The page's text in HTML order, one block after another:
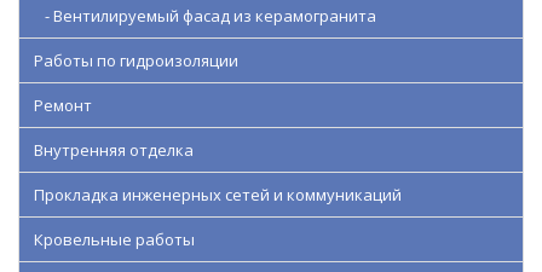
- Вентилируемый фасад из керамогранита
Работы по гидроизоляции
Ремонт
Внутренняя отделка
Прокладка инженерных сетей и коммуникаций
Кровельные работы